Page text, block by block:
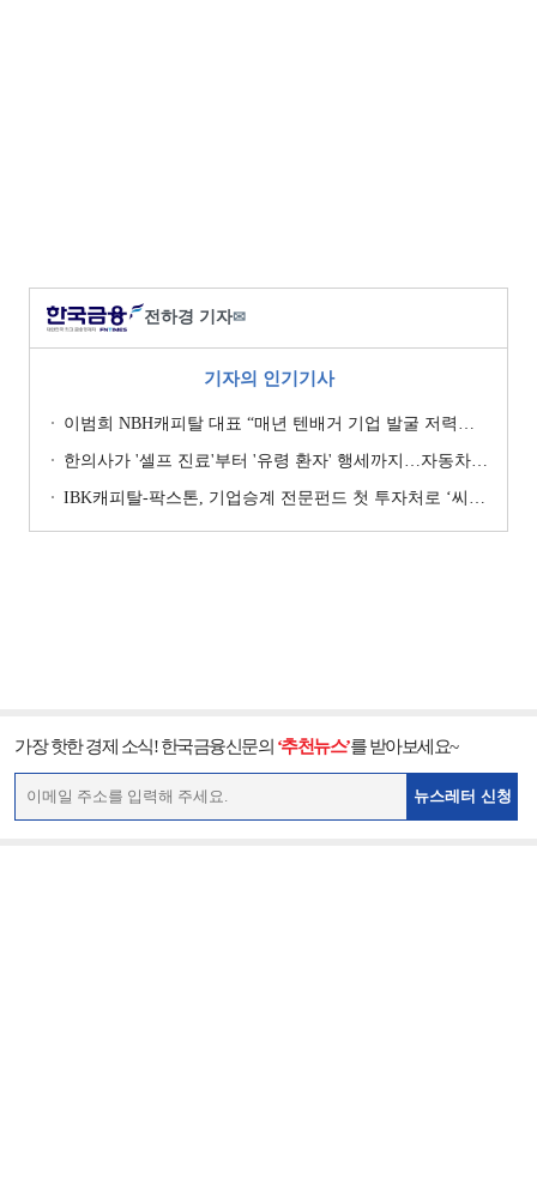
전하경 기자✉
기자의 인기기사
이범희 NBH캐피탈 대표 “매년 텐배거 기업 발굴 저력…올해 ROE 20% 목표”
한의사가 '셀프 진료'부터 '유령 환자' 행세까지…자동차보험 악용 심각 [경상환자 8주룰 도입 초읽기]
IBK캐피탈-팍스톤, 기업승계 전문펀드 첫 투자처로 ‘씨엠디기술단’ 낙점 [캐피탈사 돋보기]
가장 핫한 경제 소식! 한국금융신문의 ‘추천뉴스’를 받아보세요~
뉴스레터 신청